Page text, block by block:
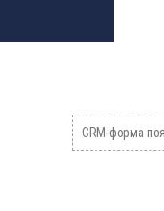
CRM-форма